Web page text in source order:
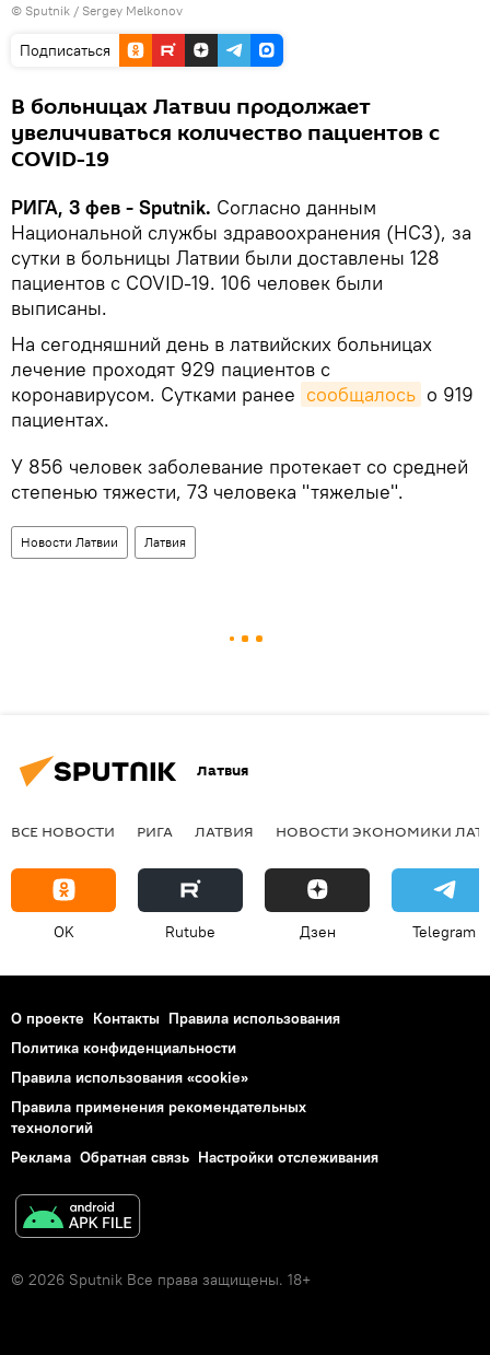
© Sputnik / Sergey Melkonov
Подписаться
В больницах Латвии продолжает
увеличиваться количество пациентов с
COVID-19
РИГА, 3 фев - Sputnik. Согласно данным
Национальной службы здравоохранения (НСЗ), за
сутки в больницы Латвии были доставлены 128
пациентов с COVID-19. 106 человек были
выписаны.
На сегодняшний день в латвийских больницах
лечение проходят 929 пациентов с
коронавирусом. Сутками ранее сообщалось о 919
пациентах.
У 856 человек заболевание протекает со средней
степенью тяжести, 73 человека "тяжелые".
Новости Латвии Латвия
Латвия
ВСЕ НОВОСТИ РИГА ЛАТВИЯ НОВОСТИ ЭКОНОМИКИ
OK Rutube Дзен Telegram
О проекте Контакты Правила использования
Политика конфиденциальности
Правила использования «cookie»
Правила применения рекомендательных
технологий
Реклама Обратная связь Настройки отслеживания
© 2026 Sputnik Все права защищены. 18+